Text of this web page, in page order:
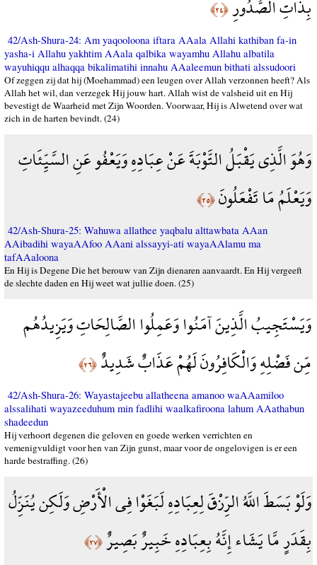
﴿٢٤﴾
42/Ash-Shura-24: Am yaqooloona iftara AAala Allahi kathiban fa-in
yasha-i Allahu yakhtim AAala qalbika wayamhu Allahu albatila
wayuhiqqu alhaqqa bikalimatihi innahu AAaleemun bithati alssudoori
Of zeggen zij dat hij (Moehammad) een leugen over Allah verzonnen heeft? Als
Allah het wil, dan verzegek Hij jouw hart. Allah wist de valsheid uit en Hij
bevestigt de Waarheid met Zijn Woorden. Voorwaar, Hij is Alwetend over wat
zich in de harten bevindt. (24)
وَهُوَ الَّذِي يَقْبَلُ التَّوْبَةَ عَنْ عِبَادِهِ وَيَعْفُو عَنِ السَّيِّئَاتِ
وَيَعْلَمُ مَا تَفْعَلُونَ﴿٢٥﴾
42/Ash-Shura-25: Wahuwa allathee yaqbalu alttawbata AAan
AAibadihi wayaAAfoo AAani alssayyi-ati wayaAAlamu ma
tafAAaloona
En Hij is Degene Die het berouw van Zijn dienaren aanvaardt. En Hij vergeeft
de slechte daden en Hij weet wat jullie doen. (25)
وَيَسْتَجِيبُ الَّذِينَ آمَنُوا وَعَمِلُوا الصَّالِحَاتِ وَيَزِيدُهُم
مِّن فَضْلِهِ وَالْكَافِرُونَ لَهُمْ عَذَابٌ شَدِيدٌ﴿٢٦﴾
42/Ash-Shura-26: Wayastajeebu allatheena amanoo waAAamiloo
alssalihati wayazeeduhum min fadlihi waalkafiroona lahum AAathabun
shadeedun
Hij verhoort degenen die geloven en goede werken verrichten en
vemenigvuldigt voor hen van Zijn gunst, maar voor de ongelovigen is er een
harde bestraffing. (26)
وَلَوْ بَسَطَ اللَّهُ الرِّزْقَ لِعِبَادِهِ لَبَغَوْا فِي الْأَرْضِ وَلَكِن يُنَزِّلُ
بِقَدَرٍ مَّا يَشَاء إِنَّهُ بِعِبَادِهِ خَبِيرٌ بَصِيرٌ﴿٢٧﴾